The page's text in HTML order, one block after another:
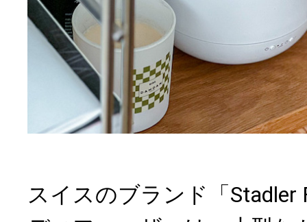
スイスのブランド「Stadler